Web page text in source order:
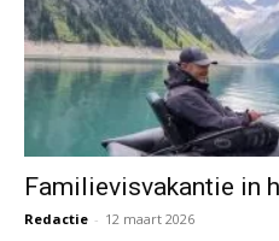
Familievisvakantie in
Redactie - 12 maart 2026